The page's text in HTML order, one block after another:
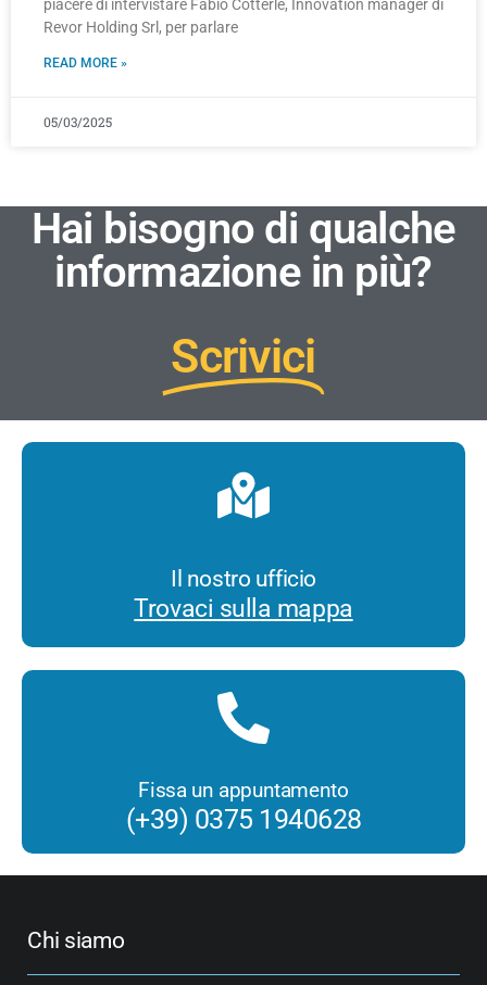
piacere di intervistare Fabio Cotterle, Innovation manager di
Revor Holding Srl, per parlare
READ MORE »
05/03/2025
Hai bisogno di qualche
informazione in più?
Scrivici
Il nostro ufficio
Trovaci sulla mappa
Fissa un appuntamento
(+39) 0375 1940628
Chi siamo